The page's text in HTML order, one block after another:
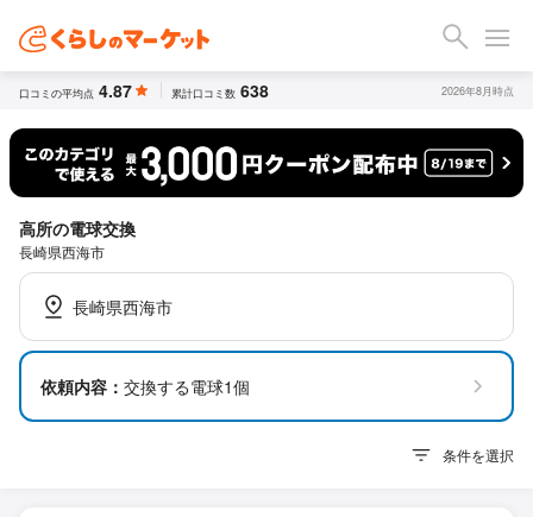
口コミの平均点 4.87 累計口コミ数 638 2026年8月時点
高所の電球交換
長崎県西海市
長崎県西海市
依頼内容： 交換する電球1個
条件を選択